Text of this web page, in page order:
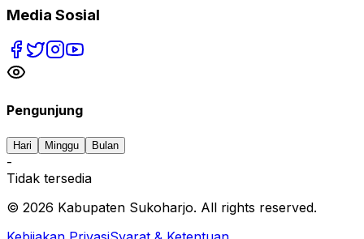
Media Sosial
Pengunjung
Hari Minggu Bulan
-
Tidak tersedia
© 2026 Kabupaten Sukoharjo. All rights reserved.